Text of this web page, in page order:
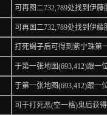
可再图二732,789处找到伊
可再图二732,789处找到伊
打死蝎子后可得到紫宁珠第
于第一张地图(693,412)跟一
于第一张地图(693,412)跟一
可于打死恶(空一格)鬼后获